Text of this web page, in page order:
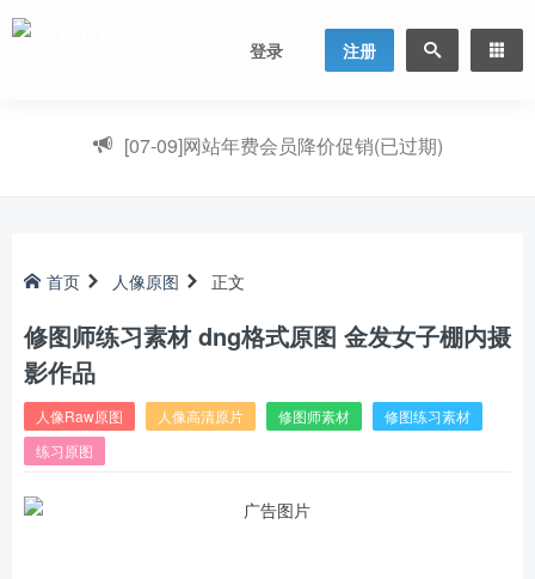
登录 注册
[07-09]网站年费会员降价促销(已过期)
首页 人像原图 正文
修图师练习素材 dng格式原图 金发女子棚内摄
影作品
人像Raw原图 人像高清原片 修图师素材
修图练习素材
练习原图